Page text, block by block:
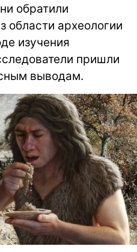
обратили
области археологии
изучения
пришли
выводам.